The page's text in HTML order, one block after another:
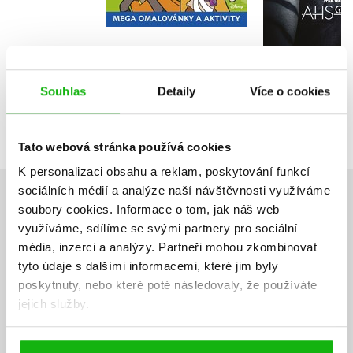
Souhlas Detaily Více o cookies
Tato webová stránka používá cookies
K personalizaci obsahu a reklam, poskytování funkcí
sociálních médií a analýze naší návštěvnosti využíváme
soubory cookies. Informace o tom, jak náš web
využíváme, sdílíme se svými partnery pro sociální
média, inzerci a analýzy. Partneři mohou zkombinovat
tyto údaje s dalšími informacemi, které jim byly
poskytnuty, nebo které poté následovaly, že používáte
jejich služby.
179 Kč
143 Kč
239 Kč
HODNOCENÍ ČTENÁŘŮ
V současné době nejsou vytvořena žádná uživatelská hodnocení.
Vaše hodnocení